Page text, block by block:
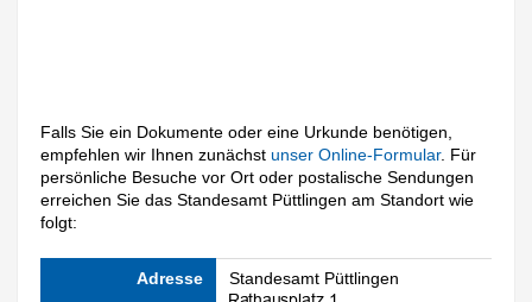
Falls Sie ein Dokumente oder eine Urkunde benötigen,
empfehlen wir Ihnen zunächstunser Online-Formular. Für
persönliche Besuche vor Ort oder postalische Sendungen
erreichen Sie das Standesamt Püttlingen am Standort wie
folgt:
Adresse Standesamt Püttlingen